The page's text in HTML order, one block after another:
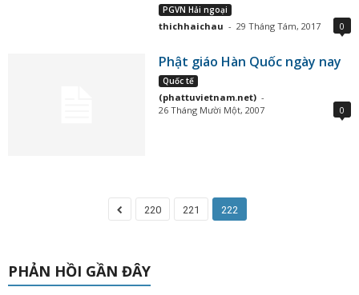
PGVN Hải ngoại
thichhaichau - 29 Tháng Tám, 2017 0
Phật giáo Hàn Quốc ngày nay
Quốc tế
(phattuvietnam.net) -
26 Tháng Mười Một, 2007
0
220 221 222
PHẢN HỒI GẦN ĐÂY